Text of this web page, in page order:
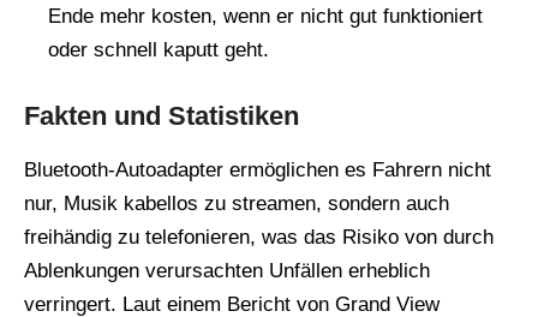
Ende mehr kosten, wenn er nicht gut funktioniert
oder schnell kaputt geht.
Fakten und Statistiken
Bluetooth-Autoadapter ermöglichen es Fahrern nicht
nur, Musik kabellos zu streamen, sondern auch
freihändig zu telefonieren, was das Risiko von durch
Ablenkungen verursachten Unfällen erheblich
verringert. Laut einem Bericht von Grand View